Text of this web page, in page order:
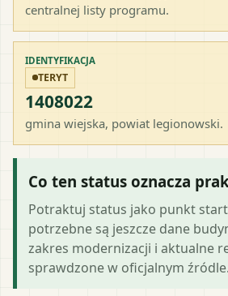
centralnej listy programu.
IDENTYFIKACJA
TERYT
1408022
gmina wiejska, powiat legionowski.
Co ten status oznacza
Potraktuj status jako punkt
potrzebne są jeszcze dane
zakres modernizacji i aktualne
sprawdzone w oficjalnym źródle.